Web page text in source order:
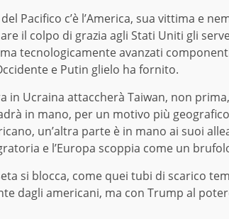
Pacifico c’è l’America, sua vittima e
il colpo di grazia agli Stati Uniti gli
tecnologicamente avanzati
e Putin glielo ha fornito.
in Ucraina attaccherà Taiwan, non
in mano, per un motivo più
un’altra parte è in mano ai suoi
e l’Europa scoppia come un
si blocca, come quei tubi di scarico
dagli americani, ma con Trump al